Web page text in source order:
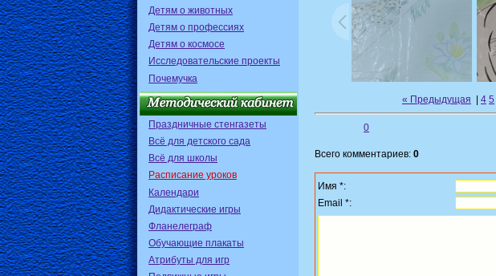
Детям о животных
Детям о профессиях
Детям о космосе
Исследовательские проекты
Почемучка
Праздничные стенгазеты
Всё для детского сада
Всё для школы
Расписание уроков
Календари
Дидактические игры
Фланелеграф
Обучающие плакаты
Атрибуты для игр
« Предыдущая 4 5
0
Всего комментариев: 0
Имя *:
Email *: